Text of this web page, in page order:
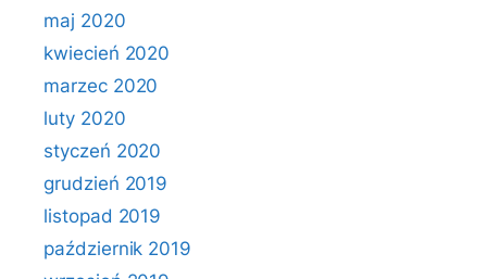
maj 2020
kwiecień 2020
marzec 2020
luty 2020
styczeń 2020
grudzień 2019
listopad 2019
październik 2019